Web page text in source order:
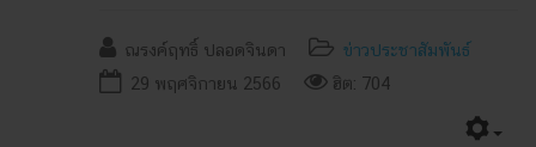
ณรงค์ฤทธิ์ ปลอดจินดา
ข่าวประชาสัมพันธ์
29 พฤศจิกายน 2566
ฮิต: 704